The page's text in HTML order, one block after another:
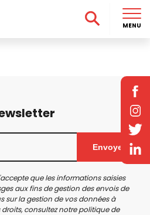
Envoyer
que les informations saisies
aux fins de gestion des envois de
sur la gestion de vos données à
consultez notrepolitique de
MENU